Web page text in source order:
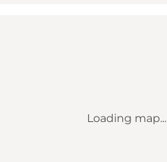
Loading map...